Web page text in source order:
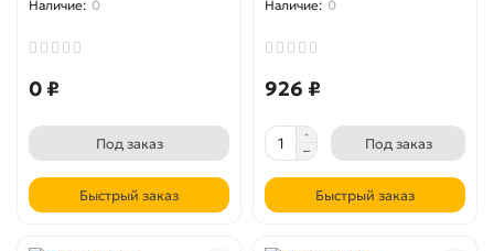
0
0 ₽
Под заказ
Быстрый заказ
0
926 ₽
Под заказ
Быстрый заказ